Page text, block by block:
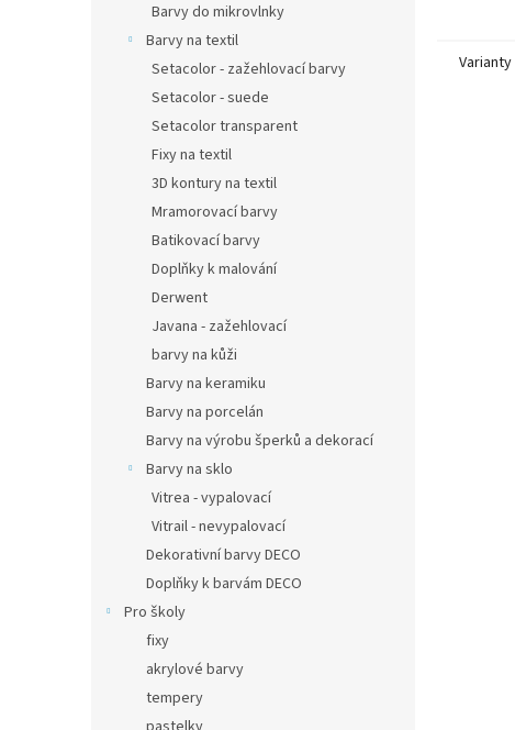
Barvy do mikrovlnky
Barvy na textil
Setacolor - zažehlovací barvy
Setacolor - suede
Setacolor transparent
Fixy na textil
3D kontury na textil
Mramorovací barvy
Batikovací barvy
Doplňky k malování
Derwent
Javana - zažehlovací
barvy na kůži
Barvy na keramiku
Barvy na porcelán
Barvy na výrobu šperků a dekorací
Barvy na sklo
Vitrea - vypalovací
Vitrail - nevypalovací
Dekorativní barvy DECO
Doplňky k barvám DECO
Pro školy
fixy
akrylové barvy
tempery
Varianty